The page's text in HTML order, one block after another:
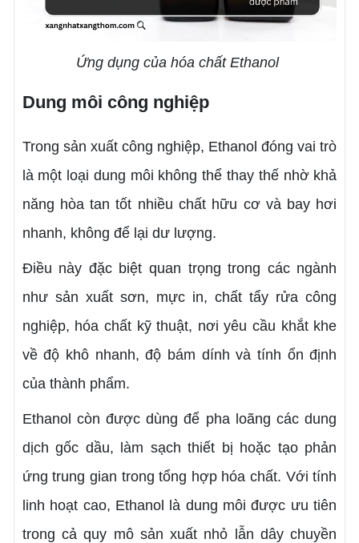
Ứng dụng của hóa chất Ethanol
Dung môi công nghiệp
Trong sản xuất công nghiệp, Ethanol đóng vai trò
là một loại dung môi không thể thay thế nhờ khả
năng hòa tan tốt nhiều chất hữu cơ và bay hơi
nhanh, không để lại dư lượng.
Điều này đặc biệt quan trọng trong các ngành
như sản xuất sơn, mực in, chất tẩy rửa công
nghiệp, hóa chất kỹ thuật, nơi yêu cầu khắt khe
về độ khô nhanh, độ bám dính và tính ổn định
của thành phẩm.
Ethanol còn được dùng để pha loãng các dung
dịch gốc dầu, làm sạch thiết bị hoặc tạo phản
ứng trung gian trong tổng hợp hóa chất. Với tính
linh hoạt cao, Ethanol là dung môi được ưu tiên
trong cả quy mô sản xuất nhỏ lẫn dây chuyền